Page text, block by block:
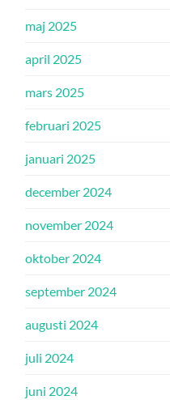
maj 2025
april 2025
mars 2025
februari 2025
januari 2025
december 2024
november 2024
oktober 2024
september 2024
augusti 2024
juli 2024
juni 2024